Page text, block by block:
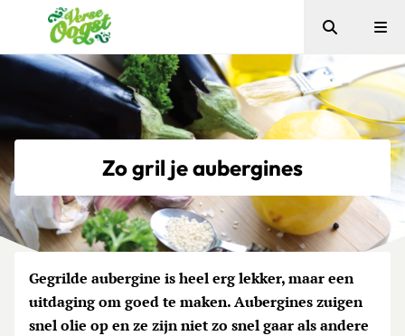
Verse Oogst
Zoeken
Zo gril je aubergines
Gegrilde aubergine is heel erg lekker, maar een
uitdaging om goed te maken. Aubergines zuigen
snel olie op en ze zijn niet zo snel gaar als andere